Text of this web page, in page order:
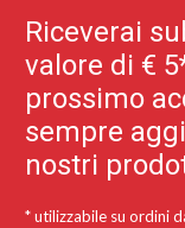
Riceverai
valore di €
prossimo
sempre
nostri
* utilizzabile su ordini